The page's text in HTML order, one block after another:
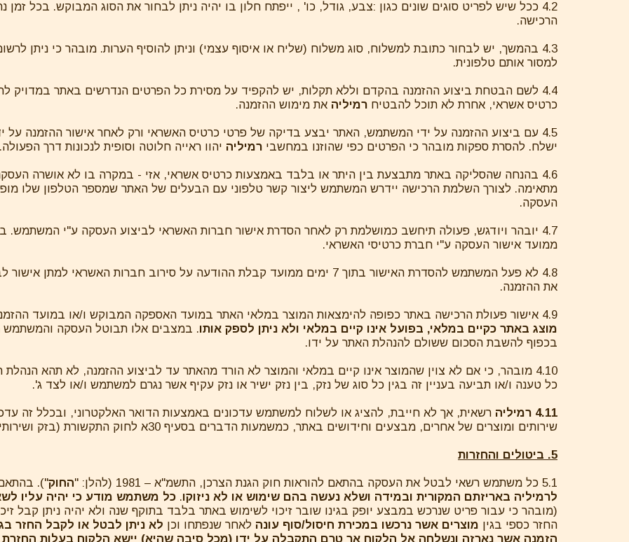
4.2 ככל שיש לפריט סוגים שונים כגון :צבע, גודל, כו' , ייפתח חלון בו יהיה ניתן לבחור את הסוג המבוקש. בכל זמן
הרכישה.
4.3 בהמשך, יש לבחור כתובת למשלוח, סוג משלוח (שליח או איסוף עצמי) וניתן להוסיף הערות. מובהר כי ניתן
למסור אותם טלפונית.
4.4 לשם הבטחת ביצוע ההזמנה בהקדם וללא תקלות, יש להקפיד על מסירת כל הפרטים הנדרשים באתר במדויק
כרטיס אשראי, אחרת לא תוכל להבטיח רמיליה את מימוש ההזמנה.
4.5 עם ביצוע ההזמנה על ידי המשתמש, האתר יבצע בדיקה של פרטי כרטיס האשראי ורק לאחר אישור ההזמנה
ישלח. להסרת ספקות מובהר כי הפרטים כפי שהוזנו במחשבי רמיליה יהוו ראייה חלוטה וסופית לנכונות דרך הפעולה.
4.6 בהנחה שהסליקה באתר מתבצעת בין היתר או בלבד באמצעות כרטיס אשראי, אזי - במקרה בו לא אושרה
מתאימה. לצורך השלמת הרכישה יידרש המשתמש ליצור קשר טלפוני עם הבעלים של האתר שמספר הטלפון שלו
העסקה.
4.7 יובהר ויודגש, פעולה תיחשב כמושלמת רק לאחר הסדרת אישור חברות האשראי לביצוע העסקה ע"י
ממועד אישור העסקה ע"י חברת כרטיסי האשראי.
4.8 לא פעל המשתמש להסדרת האישור בתוך 7 ימים ממועד קבלת ההודעה על סירוב חברות
את ההזמנה.
4.9 אישור פעולת הרכישה באתר כפופה להימצאות המוצר במלאי האתר במועד האספקה המבוקש ו/או במועד ההזמנה
מוצג באתר כקיים במלאי, בפועל אינו קיים במלאי ולא ניתן לספק אותו. במצבים אלו תבוטל העסקה והמשתמש
בכפוף להשבת הסכום ששולם להנהלת האתר על ידו.
4.10 מובהר, כי אם לא צוין שהמוצר אינו קיים במלאי והמוצר לא הורד מהאתר עד לביצוע ההזמנה, לא תהא
כל טענה ו/או תביעה בעניין זה בגין כל סוג של נזק, בין נזק ישיר או נזק עקיף אשר נגרם למשתמש ו/או לצד ג'.
4.11 רמיליה
רשאית, אך לא חייבת, להציג או לשלוח למשתמש עדכונים באמצעות הדואר האלקטרוני, ובכלל זה
שירותים ומוצרים של אחרים, מבצעים וחידושים באתר, כמשמעות הדברים בסעיף 30א לחוק התקשורת (בזק ושירותים), התשמ"ב- 1982.
5. ביטולים והחזרות
5.1 כל משתמש רשאי לבטל את העסקה בהתאם להוראות חוק הגנת הצרכן, התשמ"א – 1981 (להלן: " החוק"). בהתאם
לרמיליה באריזתם המקורית ובמידה ושלא נעשה בהם שימוש או לא ניזוקו. כל משתמש מודע כי יהיה עליו
(מובהר כי עבור פריט שנרכש במבצע יופק בגינו שובר זיכוי לשימוש באתר בלבד בתוקף שנה ולא יהיה ניתן קבל
החזר כספי בגין מוצרים אשר נרכשו במכירת חיסול/סוף עונה לאחר שנפתחו וכן לא ניתן לבטל או לקבל החזר
הזמנה אשר נארזה ונשלחה אל הלקוח אך טרם התקבלה על ידו (מכל סיבה שהיא) יישא הלקוח בעלות